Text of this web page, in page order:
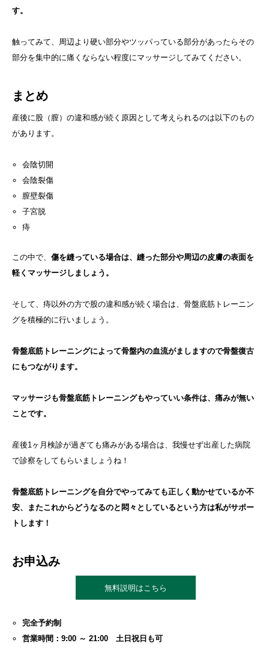
す。
触ってみて、周辺より硬い部分やツッパっている部分があったらその
部分を集中的に痛くならない程度にマッサージしてみてください。
まとめ
産後に股（膣）の違和感が続く原因として考えられるのは以下のもの
があります。
会陰切開
会陰裂傷
膣壁裂傷
子宮脱
痔
この中で、 傷を縫っている場合は、縫った部分や周辺の皮膚の表面を
軽くマッサージしましょう。
そして、痔以外の方で股の違和感が続く場合は、骨盤底筋トレーニン
グを積極的に行いましょう。
骨盤底筋トレーニングによって骨盤内の血流がましますので骨盤復古
にもつながります。
マッサージも骨盤底筋トレーニングもやっていい条件は、痛みが無い
ことです。
産後1ヶ月検診が過ぎても痛みがある場合は、我慢せず出産した病院
で診察をしてもらいましょうね！
骨盤底筋トレーニングを自分でやってみても正しく動かせているか不
安、またこれからどうなるのと悶々としているという方は私がサポー
トします！
お申込み
無料説明はこちら
完全予約制
営業時間：9:00 ～ 21:00 土日祝日も可